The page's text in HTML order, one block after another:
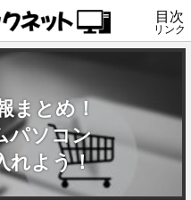
目次
リンク
まとめ！
パソコン
れよう！